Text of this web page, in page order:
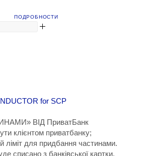
ПОДРОБНОСТИ
ВІД ПриватБанк
клієнтом приватбанку;
ліміт для придбання частинами.
списано з банківської картки.